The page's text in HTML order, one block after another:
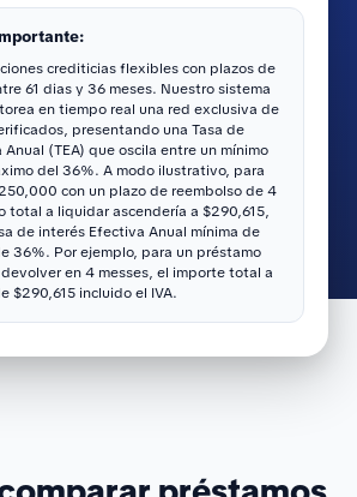
crediticias flexibles con plazos de
61 dias y 36 meses. Nuestro sistema
en tiempo real una red exclusiva de
presentando una Tasa de
(TEA) que oscila entre un mínimo
del 36%. A modo ilustrativo, para
con un plazo de reembolso de 4
total a liquidar ascendería a $290,615,
de interés Efectiva Anual mínima de
36%. Por ejemplo, para un préstamo
en 4 messes, el importe total a
$290,615 incluido el IVA.